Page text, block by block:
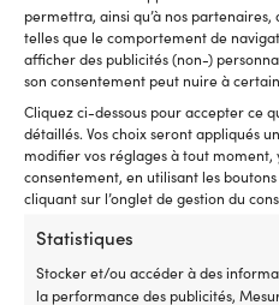
permettra, ainsi qu’à nos
telles que le comportement de
afficher des publicités (non-)
son consentement peut nuire à
Cliquez ci-dessous pour accepter ce
détaillés. Vos choix seront appliqués
modifier vos réglages à tout
consentement, en utilisant les
cliquant sur l’onglet de gestion du
Statistiques
Stocker et/ou accéder à des
la performance des publicités,
Sets de feux de navigation
pour montage latéral Lalizas
FOS LED 20 Set Port &
Starboard sideLights, 1.5 W, 12
– 24 V, 112.5°, plastique noir, 90
x 65 x 38 mm, rouge/vert, pour
bateaux <20 mètres + source
109,99€
TVA incl.
DISPONIBLE SUR COMMANDE